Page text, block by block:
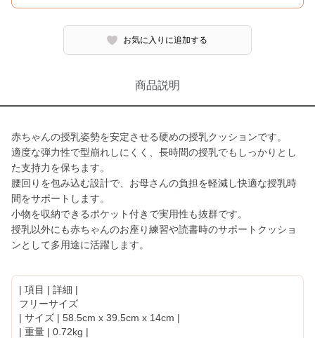
お気に入りに追加する
商品説明
赤ちゃんの授乳姿勢を安定させる硬めの授乳クッションです。
適度な弾力性で型崩れしにくく、長時間の授乳でもしっかりとし
た支持力を保ちます。
腰回りを包み込む設計で、お母さんの負担を軽減し快適な授乳時
間をサポートします。
小物を収納できるポケット付きで実用性も抜群です。
授乳以外にも赤ちゃんのお座り練習や読書時のサポートクッショ
ンとして多用途に活躍します。
| 項目 | 詳細 |
フリーサイズ
| サイズ | 58.5cm x 39.5cm x 14cm |
| 重量 | 0.72kg |